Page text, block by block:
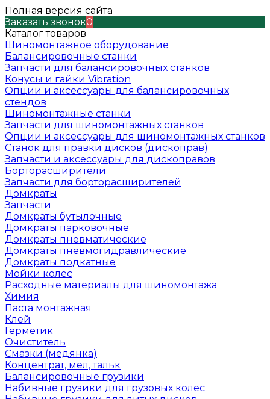
Полная версия сайта
Заказать звонок0
Каталог товаров
Шиномонтажное оборудование
Балансировочные станки
Запчасти для балансировочных станков
Конусы и гайки Vibration
Опции и аксессуары для балансировочных
стендов
Шиномонтажные станки
Запчасти для шиномонтажных станков
Опции и аксессуары для шиномонтажных станков
Станок для правки дисков (дископрав)
Запчасти и аксессуары для дископравов
Борторасширители
Запчасти для борторасширителей
Домкраты
Запчасти
Домкраты бутылочные
Домкраты парковочные
Домкраты пневматические
Домкраты пневмогидравлические
Домкраты подкатные
Мойки колес
Расходные материалы для шиномонтажа
Химия
Паста монтажная
Клей
Герметик
Очиститель
Смазки (медянка)
Концентрат, мел, тальк
Балансировочные грузики
Набивные грузики для грузовых колес